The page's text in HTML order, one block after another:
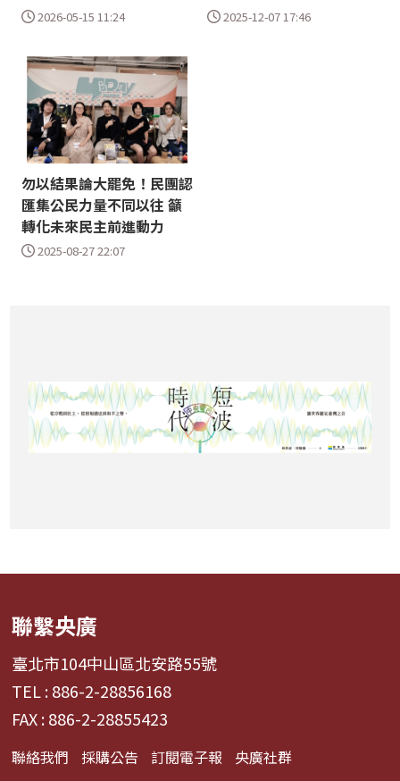
2026-05-15 11:24 2025-12-07 17:46
勿以結果論大罷免！民團認
匯集公民力量不同以往 籲
轉化未來民主前進動力
2025-08-27 22:07
聯繫央廣
臺北市104中山區北安路55號
TEL : 886-2-28856168
FAX : 886-2-28855423
聯絡我們 採購公告 訂閱電子報 央廣社群